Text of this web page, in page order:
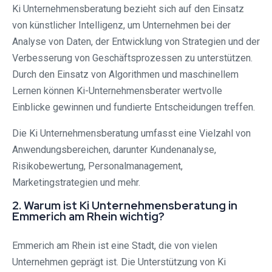
Ki Unternehmensberatung bezieht sich auf den Einsatz
von künstlicher Intelligenz, um Unternehmen bei der
Analyse von Daten, der Entwicklung von Strategien und der
Verbesserung von Geschäftsprozessen zu unterstützen.
Durch den Einsatz von Algorithmen und maschinellem
Lernen können Ki-Unternehmensberater wertvolle
Einblicke gewinnen und fundierte Entscheidungen treffen.
Die Ki Unternehmensberatung umfasst eine Vielzahl von
Anwendungsbereichen, darunter Kundenanalyse,
Risikobewertung, Personalmanagement,
Marketingstrategien und mehr.
2. Warum ist Ki Unternehmensberatung in
Emmerich am Rhein wichtig?
Emmerich am Rhein ist eine Stadt, die von vielen
Unternehmen geprägt ist. Die Unterstützung von Ki